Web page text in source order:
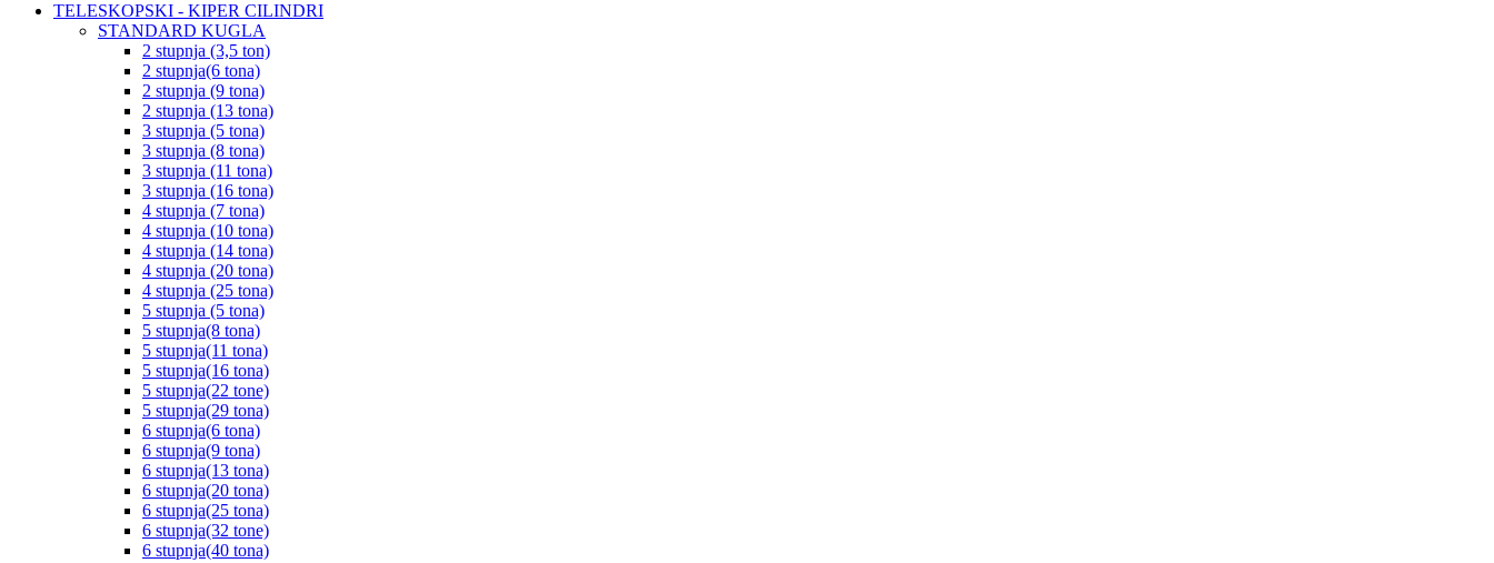
TELESKOPSKI - KIPER CILINDRI
STANDARD KUGLA
2 stupnja (3,5 ton)
2 stupnja(6 tona)
2 stupnja (9 tona)
2 stupnja (13 tona)
3 stupnja (5 tona)
3 stupnja (8 tona)
3 stupnja (11 tona)
3 stupnja (16 tona)
4 stupnja (7 tona)
4 stupnja (10 tona)
4 stupnja (14 tona)
4 stupnja (20 tona)
4 stupnja (25 tona)
5 stupnja (5 tona)
5 stupnja(8 tona)
5 stupnja(11 tona)
5 stupnja(16 tona)
5 stupnja(22 tone)
5 stupnja(29 tona)
6 stupnja(6 tona)
6 stupnja(9 tona)
6 stupnja(13 tona)
6 stupnja(20 tona)
6 stupnja(25 tona)
6 stupnja(32 tone)
6 stupnja(40 tona)